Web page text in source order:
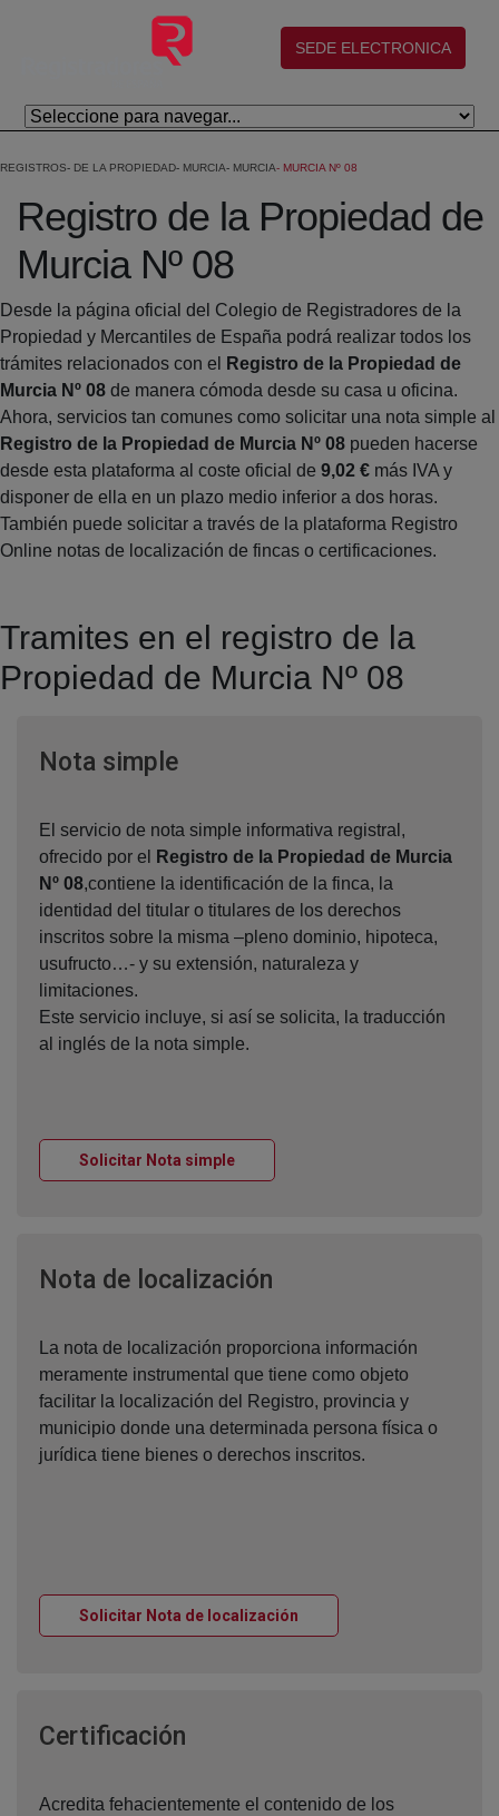
Salta al contingut principal
(abre en nueva ventana)
SEDE ELECTRONICA
REGISTROS DE LA PROPIEDAD MURCIA MURCIA MURCIA Nº 08
Registro de la Propiedad de
Murcia Nº 08
Desde la página oficial del Colegio de Registradores de la
Propiedad y Mercantiles de España podrá realizar todos los
trámites relacionados con el
Registro de la Propiedad de
Murcia Nº 08 de manera cómoda desde su casa u oficina.
Ahora, servicios tan comunes como solicitar una nota simple al
Registro de la Propiedad de Murcia Nº 08 pueden hacerse
desde esta plataforma al coste oficial de 9,02 € más IVA y
disponer de ella en un plazo medio inferior a dos horas.
También puede solicitar a través de la plataforma Registro
Online notas de localización de fincas o certificaciones.
Tramites en el registro de la
Propiedad de Murcia Nº 08
Nota simpleVentana nueva
El servicio de nota simple informativa registral,
ofrecido por el
Registro de la Propiedad de Murcia
Nº 08,contiene la identificación de la finca, la
identidad del titular o titulares de los derechos
inscritos sobre la misma –pleno dominio, hipoteca,
usufructo…- y su extensión, naturaleza y
limitaciones.
Este servicio incluye, si así se solicita, la traducción
al inglés de la nota simple.
Solicitar Nota simpleVentana nueva
Nota de localización
La nota de localización proporciona información
meramente instrumental que tiene como objeto
facilitar la localización del Registro, provincia y
municipio donde una determinada persona física o
jurídica tiene bienes o derechos inscritos.
Solicitar Nota de localización
Certificación
Acredita fehacientemente el contenido de los